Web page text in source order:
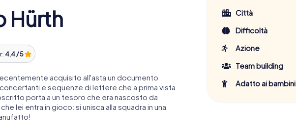
Hürth
4,4 / 5
acquisito all'asta un documento
e sequenze di lettere che a prima vista
porta a un tesoro che era nascosto da
lei entra in gioco: si unisca alla squadra in una
Città
Difficoltà
Azione
Team building
Adatto ai bambini